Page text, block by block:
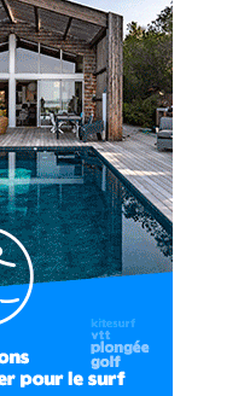
DU VERCORS ET DU
CHEZ
SPORTIF PROCHE DE
AU BORD DE LA SAÔNE
ENTRE LAC ET